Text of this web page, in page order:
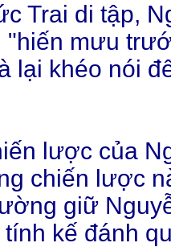
Trai di tập,
"hiến mưu
lại khéo nói
lược của
chiến lược
giữ
kế đánh